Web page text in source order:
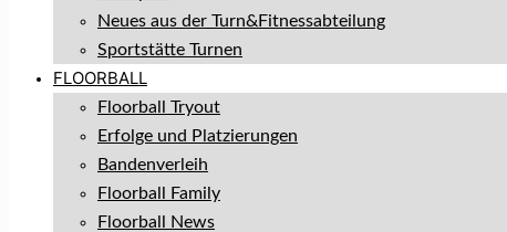
Neues aus der Turn&Fitnessabteilung
Sportstätte Turnen
FLOORBALL
Floorball Tryout
Erfolge und Platzierungen
Bandenverleih
Floorball Family
Floorball News